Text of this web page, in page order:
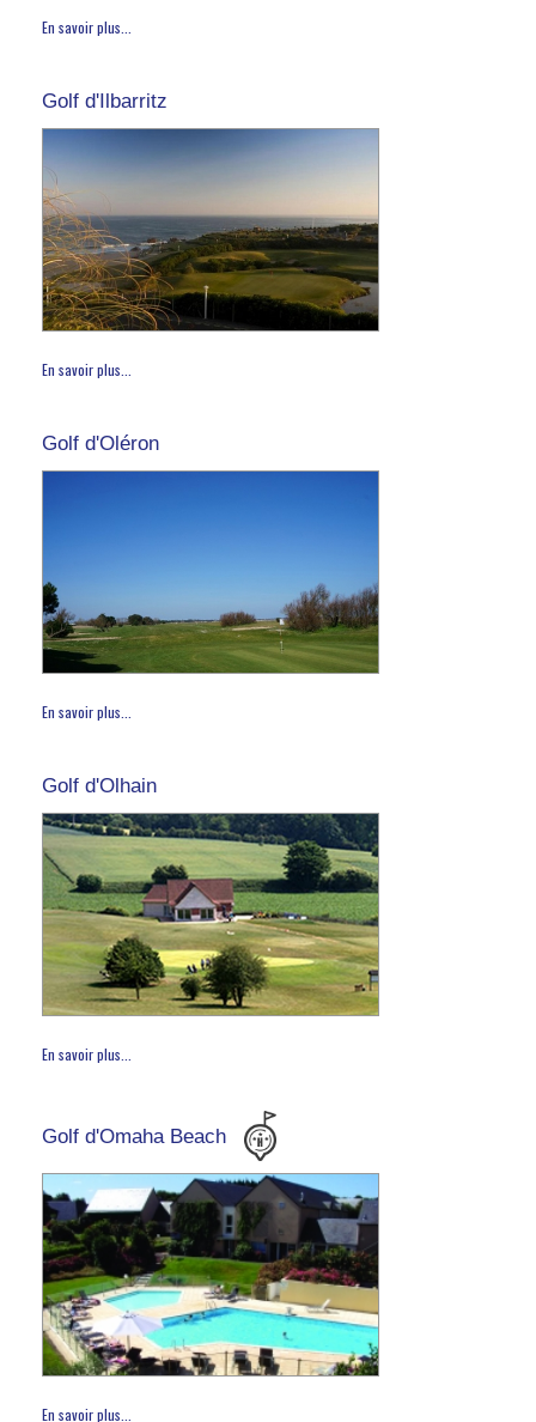
En savoir plus...
Golf d'Ilbarritz
En savoir plus...
Golf d'Oléron
En savoir plus...
Golf d'Olhain
En savoir plus...
Golf d'Omaha Beach
En savoir plus...